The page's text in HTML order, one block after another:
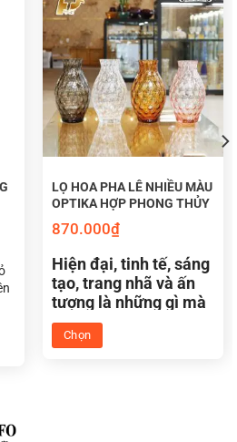
trong phong thủy học
LỌ HOA PHA LÊ
DÀNH CHO NGƯỜI
LỌ HOA PHA LÊ NHIỀU MÀU
OPTIKA HỢP PHONG THỦY
870.000₫
Hiện đại, tinh tế, sáng
tạo, trang nhã và ấn
tượng là những gì mà
lọ hoa pha lê Tiệp
Optika nhiều màu hợp
Chọn